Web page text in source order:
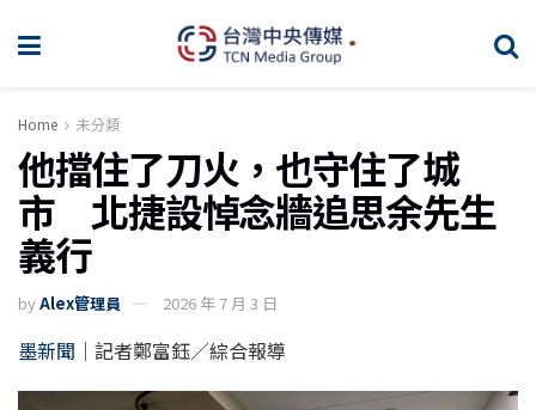
Home 未分類
他擋住了刀火，也守住了城
市 北捷設悼念牆追思余先生
義行
byAlex管理員 2026 年 7 月 3 日
墨新聞 ｜記者鄭富鈺／綜合報導